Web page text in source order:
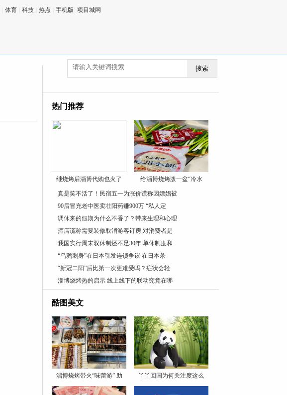
体育 科技 热点 手机版 项目城网
搜索
热门推荐
继烧烤后淄博代购也火了 给淄博烧烤泼一盆“冷水
真是笑不活了！民宿五一为涨价谎称因嫖娼被
90后冒充老中医卖壮阳药赚900万 “私人定
调休来的假期为什么不香了？带来生理和心理
酒店谎称需要装修取消游客订房 对消费者是
我国实行周末双休制还不足30年 单休制度和
“乌鸦刺身”在日本引发连锁争议 在日本杀
“新冠二阳”后比第一次更难受吗？症状会轻
淄博烧烤热的启示 线上线下的联动究竟在哪
酷图美文
淄博烧烤带火“味蕾游” 助
丫丫回国为何关注度这么
高？